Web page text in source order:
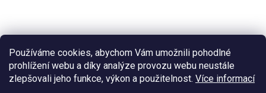
Používáme cookies, abychom Vám umožnili pohodlné
prohlížení webu a díky analýze provozu webu neustále
zlepšovali jeho funkce, výkon a použitelnost. Více informací